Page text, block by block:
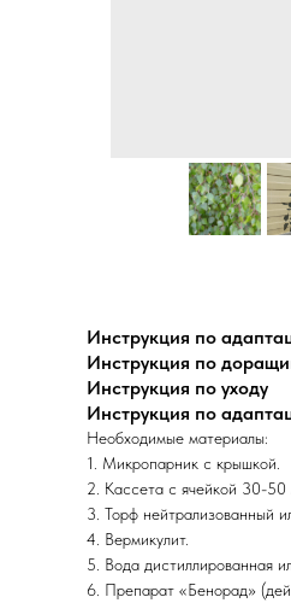
Инструкция по
Инструкция по
Инструкция по уходу
Инструкция по
Необходимые материалы:
1. Микропарник с крышкой.
2. Кассета с ячейкой 30-50
3. Торф нейтрализованный
4. Вермикулит.
5. Вода дистиллированная
6. Препарат «Бенорад»